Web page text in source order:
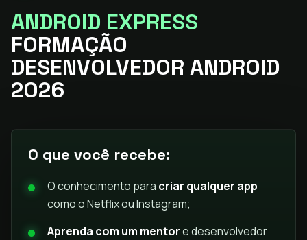
ANDROID EXPRESS
FORMAÇÃO
DESENVOLVEDOR ANDROID
2026
O que você recebe:
O conhecimento para criar qualquer app
como o Netflix ou Instagram;
Aprenda com um mentore desenvolvedor